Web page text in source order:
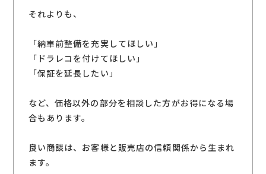
それよりも、
「納車前整備を充実してほしい」
「ドラレコを付けてほしい」
「保証を延長したい」
など、価格以外の部分を相談した方がお得になる場
合もあります。
良い商談は、お客様と販売店の信頼関係から生まれ
ます。